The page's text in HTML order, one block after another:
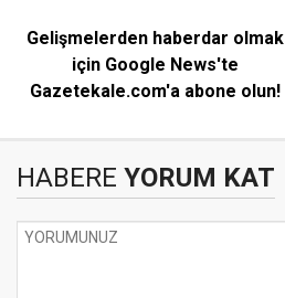
Gelişmelerden haberdar olmak
için Google News'te
Gazetekale.com'a abone olun!
HABERE YORUM KAT